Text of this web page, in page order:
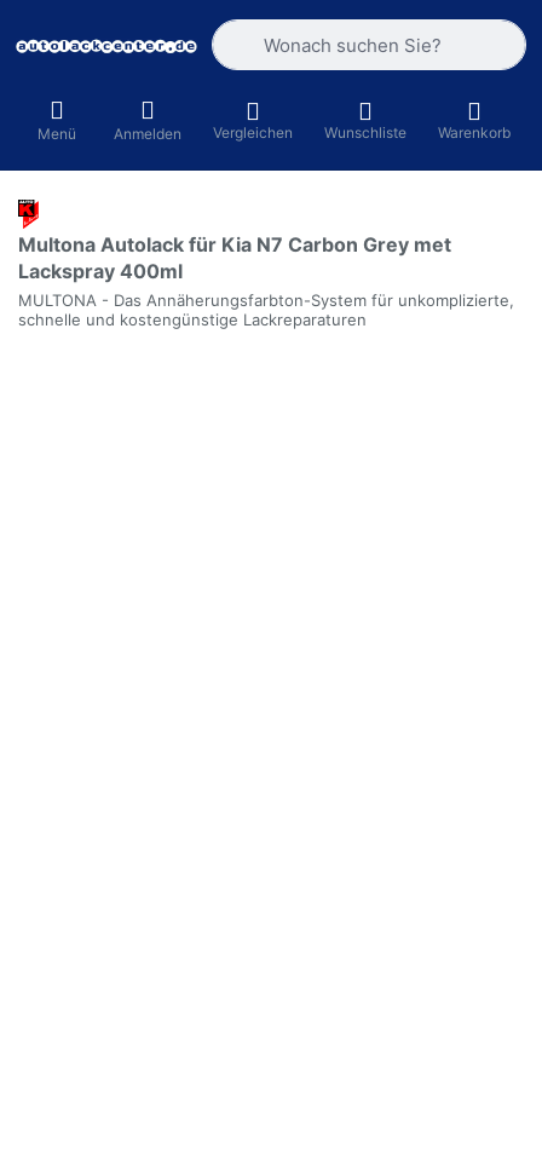
Geben Sie einen Suchbegriff ein.
Menü Anmelden Vergleichen Wunschliste Warenkorb
Multona Autolack für Kia N7 Carbon Grey met
Lackspray 400ml
MULTONA - Das Annäherungsfarbton-System für unkomplizierte,
schnelle und kostengünstige Lackreparaturen